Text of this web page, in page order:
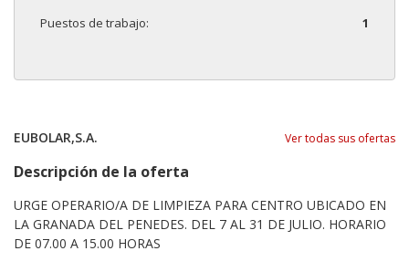
Puestos de trabajo:
1
EUBOLAR,S.A. Ver todas sus ofertas
Descripción de la oferta
URGE OPERARIO/A DE LIMPIEZA PARA CENTRO UBICADO EN
LA GRANADA DEL PENEDES. DEL 7 AL 31 DE JULIO. HORARIO
DE 07.00 A 15.00 HORAS